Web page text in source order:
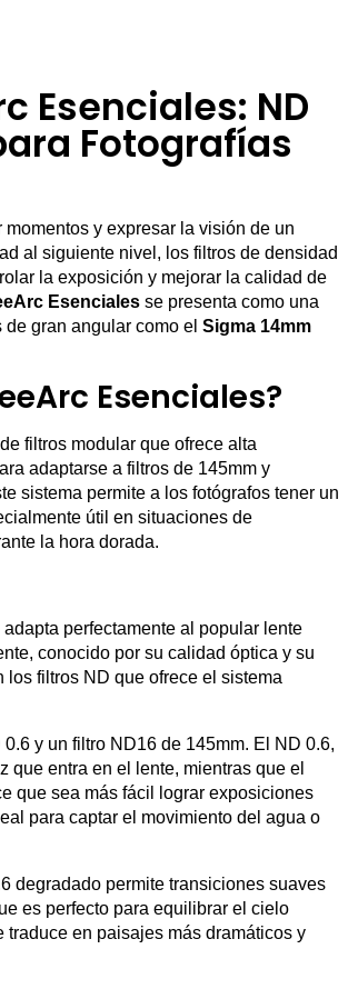
Esenciales: ND
Fotografías
y expresar la visión de un
al siguiente nivel, los filtros de densidad
la exposición y mejorar la calidad de
Esencialesse presenta como una
gran angular como el Sigma 14mm
Esenciales?
filtros modular que ofrece alta
adaptarse a filtros de 145mm y
sistema permite a los fotógrafos tener un
útil en situaciones de
la hora dorada.
perfectamente al popular lente
conocido por su calidad óptica y su
filtros ND que ofrece el sistema
y un filtro ND16 de 145mm. El ND 0.6,
que entra en el lente, mientras que el
que sea más fácil lograr exposiciones
para captar el movimiento del agua o
degradado permite transiciones suaves
es perfecto para equilibrar el cielo
en paisajes más dramáticos y